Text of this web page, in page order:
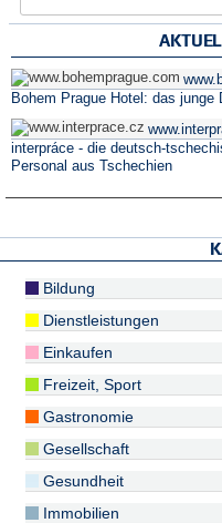
Bohem Prague Hotel: das
interpráce - die deutsch-
Personal aus Tschechien
Bildung
Dienstleistungen
Einkaufen
Freizeit, Sport
Gastronomie
Gesellschaft
Gesundheit
Immobilien